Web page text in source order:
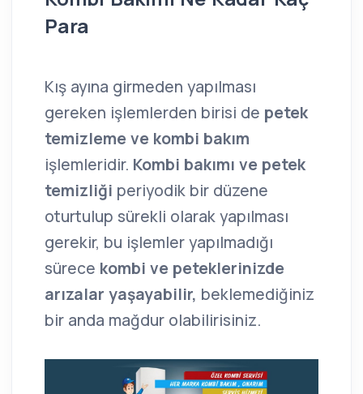
Para
Kış ayına girmeden yapılması
gereken işlemlerden birisi de petek
temizleme ve kombi bakım
işlemleridir. Kombi bakımı ve petek
temizliği periyodik bir düzene
oturtulup sürekli olarak yapılması
gerekir, bu işlemler yapılmadığı
sürece kombi ve peteklerinizde
arızalar yaşayabilir, beklemediğiniz
bir anda mağdur olabilirisiniz.